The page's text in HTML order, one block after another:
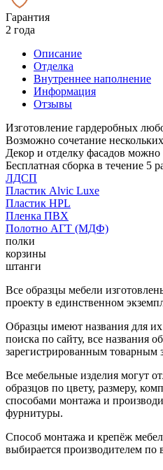
Гарантия
2 года
Описание
Отделка
Внутреннее наполнение
Информация
Отзывы
Изготовление гардеробных
Возможно сочетание
Декор и отделку фасадов
Бесплатная сборка в течение 5
ЛДСП
Пластик Alvic Luxe
Пластик HPL
Пленка ПВХ
Полотно АГТ (МДФ)
полки
корзины
штанги
Все образцы мебели
проекту в единственном
Образцы имеют названия для
поиска по сайту, все названия
зарегистрированным товарным
Все мебельные изделия могут
образцов по цвету, размеру,
способами монтажа и
фурнитуры.
Способ монтажа и крепёж
выбирается производителем